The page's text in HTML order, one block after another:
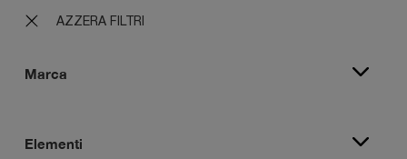
AZZERA FILTRI
Marca
Elementi